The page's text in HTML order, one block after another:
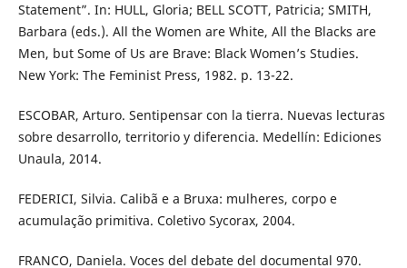
Statement”. In: HULL, Gloria; BELL SCOTT, Patricia; SMITH,
Barbara (eds.). All the Women are White, All the Blacks are
Men, but Some of Us are Brave: Black Women’s Studies.
New York: The Feminist Press, 1982. p. 13-22.
ESCOBAR, Arturo. Sentipensar con la tierra. Nuevas lecturas
sobre desarrollo, territorio y diferencia. Medellín: Ediciones
Unaula, 2014.
FEDERICI, Silvia. Calibã e a Bruxa: mulheres, corpo e
acumulação primitiva. Coletivo Sycorax, 2004.
FRANCO, Daniela. Voces del debate del documental 970.